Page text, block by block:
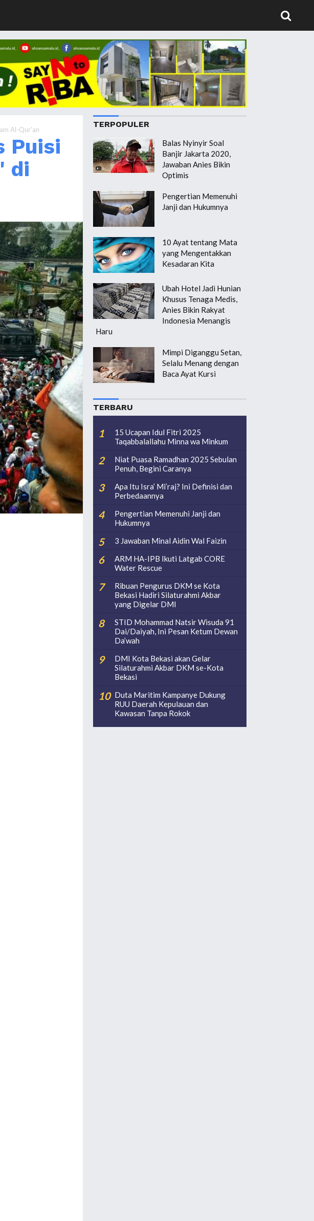
Al-Qur'an
Puisi
di
TERPOPULER
Balas Nyinyir Soal
Banjir Jakarta 2020,
Jawaban Anies Bikin
Optimis
Pengertian Memenuhi
Janji dan Hukumnya
10 Ayat tentang Mata
yang Mengentakkan
Kesadaran Kita
Ubah Hotel Jadi Hunian
Khusus Tenaga Medis,
Anies Bikin Rakyat
Indonesia Menangis
Haru
Mimpi Diganggu Setan,
Selalu Menang dengan
Baca Ayat Kursi
TERBARU
15 Ucapan Idul Fitri 2025
Taqabbalallahu Minna wa Minkum
Niat Puasa Ramadhan 2025 Sebulan
Penuh, Begini Caranya
Apa Itu Isra’ Mi’raj? Ini Definisi dan
Perbedaannya
Pengertian Memenuhi Janji dan
Hukumnya
3 Jawaban Minal Aidin Wal Faizin
ARM HA-IPB Ikuti Latgab CORE
Water Rescue
Ribuan Pengurus DKM se Kota
Bekasi Hadiri Silaturahmi Akbar
yang Digelar DMI
STID Mohammad Natsir Wisuda 91
Dai/Daiyah, Ini Pesan Ketum Dewan
Da’wah
DMI Kota Bekasi akan Gelar
Silaturahmi Akbar DKM se-Kota
Bekasi
Duta Maritim Kampanye Dukung
RUU Daerah Kepulauan dan
Kawasan Tanpa Rokok